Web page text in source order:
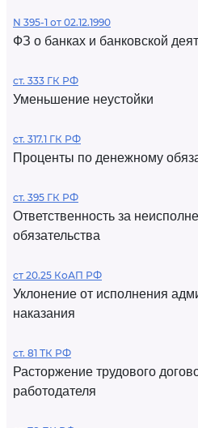
N 395-1 от 02.12.1990
ФЗ о банках и банковской
ст. 333 ГК РФ
Уменьшение неустойки
ст. 317.1 ГК РФ
Проценты по денежному
ст. 395 ГК РФ
Ответственность за
обязательства
ст 20.25 КоАП РФ
Уклонение от исполнения
наказания
ст. 81 ТК РФ
Расторжение трудового
работодателя